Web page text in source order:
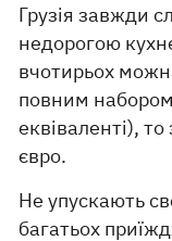
Грузія завжди
недорогою
вчотирьох
повним
еквіваленті),
євро.
Не упускають
багатьох